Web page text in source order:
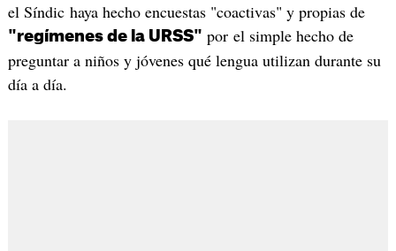
el Síndic haya hecho encuestas "coactivas" y propias de
"regímenes de la URSS" por el simple hecho de
preguntar a niños y jóvenes qué lengua utilizan durante su
día a día.